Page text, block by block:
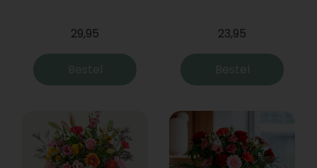
29,95
Bestel
23,95
Bestel